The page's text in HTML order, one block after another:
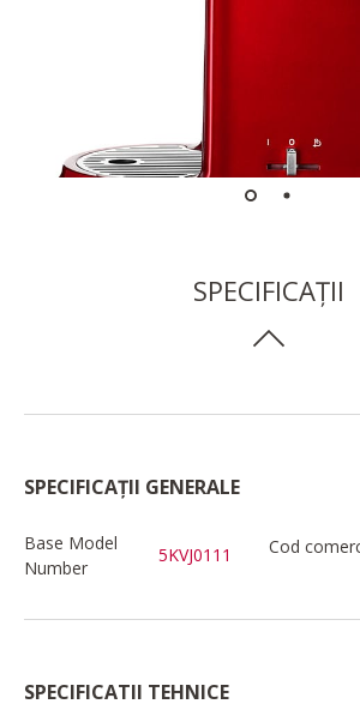
SPECIFICAȚII
SPECIFICAȚII GENERALE
Base Model
Number
5KVJ0111 Cod
SPECIFICATII TEHNICE